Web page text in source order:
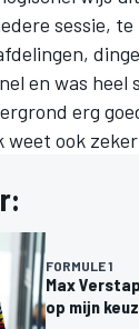
sessie,
en was
erg
weet ook
FORMULE 1
Max
op mijn